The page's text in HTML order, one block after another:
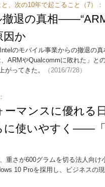
、次の10年で起こること（7）：
退の真相
因か
のモバイル事業からの撤退の
ARMやQualcommに敗れた」と
がってきた。
（2016/7/28）
ーマンスに優れる
に使いやすく――
重さが600グラムを切る法人向
10 Proを採用し、ビジネスの